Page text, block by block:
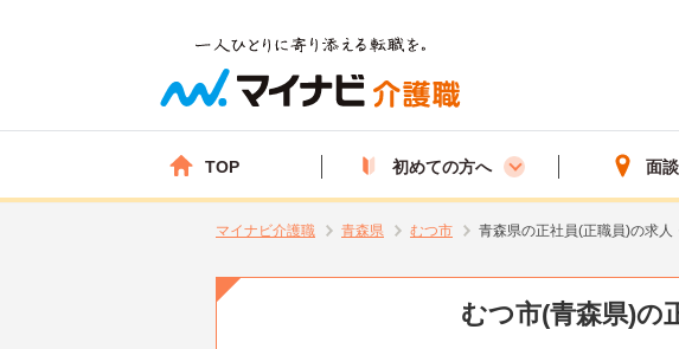
TOP 初めての方へ 面
マイナビ介護職 青森県 むつ市 青森県の正社員(正職員)の求人
むつ市(青森県)の